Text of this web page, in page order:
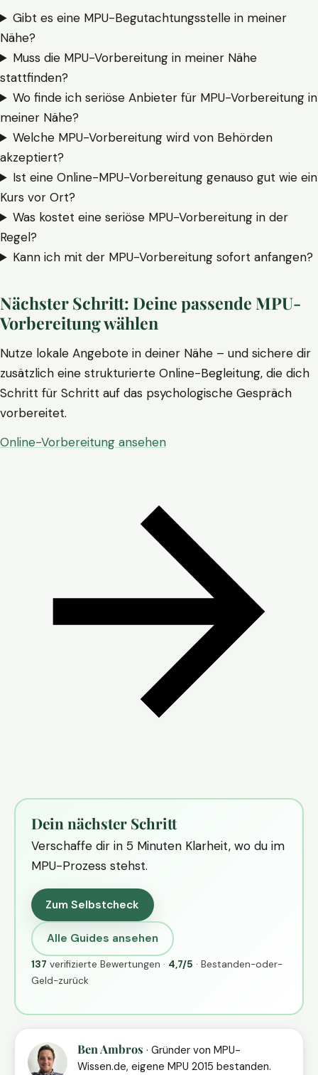
Gibt es eine MPU-Begutachtungsstelle in meiner
Nähe?
Muss die MPU-Vorbereitung in meiner Nähe
stattfinden?
Wo finde ich seriöse Anbieter für MPU-Vorbereitung in
meiner Nähe?
Welche MPU-Vorbereitung wird von Behörden
akzeptiert?
Ist eine Online-MPU-Vorbereitung genauso gut wie ein
Kurs vor Ort?
Was kostet eine seriöse MPU-Vorbereitung in der
Regel?
Kann ich mit der MPU-Vorbereitung sofort anfangen?
Nächster Schritt: Deine passende MPU-
Vorbereitung wählen
Nutze lokale Angebote in deiner Nähe – und sichere dir
zusätzlich eine strukturierte Online-Begleitung, die dich
Schritt für Schritt auf das psychologische Gespräch
vorbereitet.
Online-Vorbereitung ansehen
Dein nächster Schritt
Verschaffe dir in 5 Minuten Klarheit, wo du im
MPU-Prozess stehst.
Zum Selbstcheck
Alle Guides ansehen
137 verifizierte Bewertungen · 4,7/5 · Bestanden-oder-
Geld-zurück
Ben Ambros · Gründer von MPU-
Wissen.de, eigene MPU 2015 bestanden.